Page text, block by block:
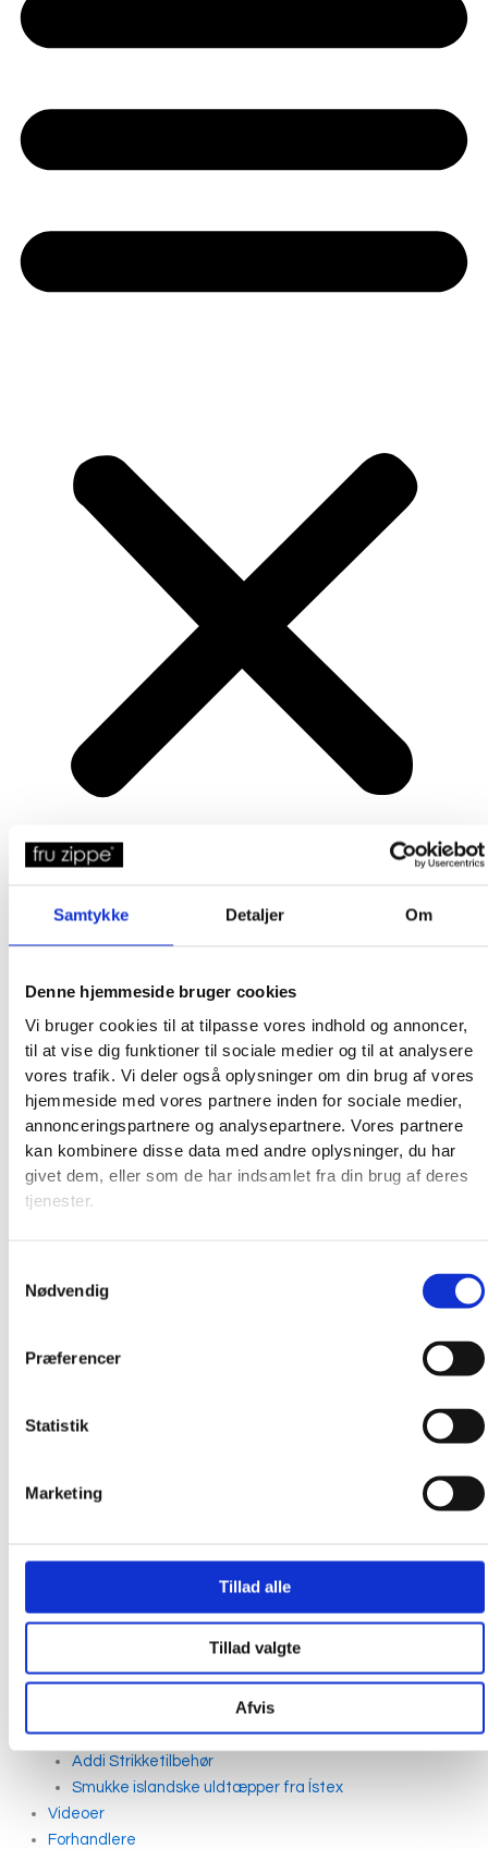
Samtykke Detaljer Om
Denne hjemmeside bruger cookies
Vi bruger cookies til at tilpasse vores indhold og annoncer,
til at vise dig funktioner til sociale medier og til at analysere
vores trafik. Vi deler også oplysninger om din brug af vores
hjemmeside med vores partnere inden for sociale medier,
annonceringspartnere og analysepartnere. Vores partnere
kan kombinere disse data med andre oplysninger, du har
givet dem, eller som de har indsamlet fra din brug af deres
tjenester.
Nødvendig
Præferencer
Statistik
Marketing
Tillad alle
Tillad valgte
Afvis
Broderkits
Broderitilbehør
Strikkeopskrifter og bøger
Istex strikkegarn
Addi Strikketilbehør
Smukke islandske uldtæpper fra Ístex
Videoer
Forhandlere